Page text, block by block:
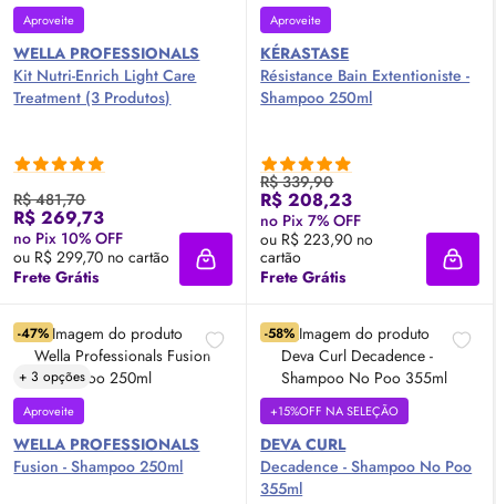
Aproveite
WELLA PROFESSIONALS
Kit Nutri-Enrich Light Care
Treatment (3 Produtos)
R$ 481,70
R$ 269,73
no Pix 10% OFF
ou R$ 299,70 no cartão
Frete Grátis
Adicionar à sacola
Aproveite
KÉRASTASE
Résistance Bain Extentioniste -
Shampoo 250ml
R$ 339,90
R$ 208,23
no Pix 7% OFF
ou R$ 223,90 no
cartão
Frete Grátis
-47%
+ 3 opções
Aproveite
WELLA PROFESSIONALS
Fusion - Shampoo 250ml
-58%
+15%OFF NA SELEÇÃO
DEVA CURL
Decadence - Shampoo No Poo
355ml